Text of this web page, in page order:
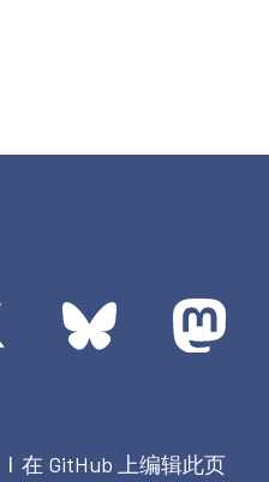
| 在 GitHub 上编辑此页